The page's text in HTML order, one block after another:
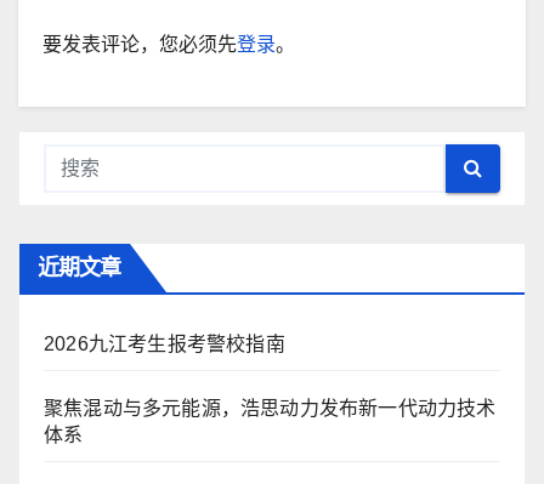
要发表评论，您必须先登录。
近期文章
2026九江考生报考警校指南
聚焦混动与多元能源，浩思动力发布新一代动力技术
体系